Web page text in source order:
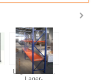
Lager-Gestelle,